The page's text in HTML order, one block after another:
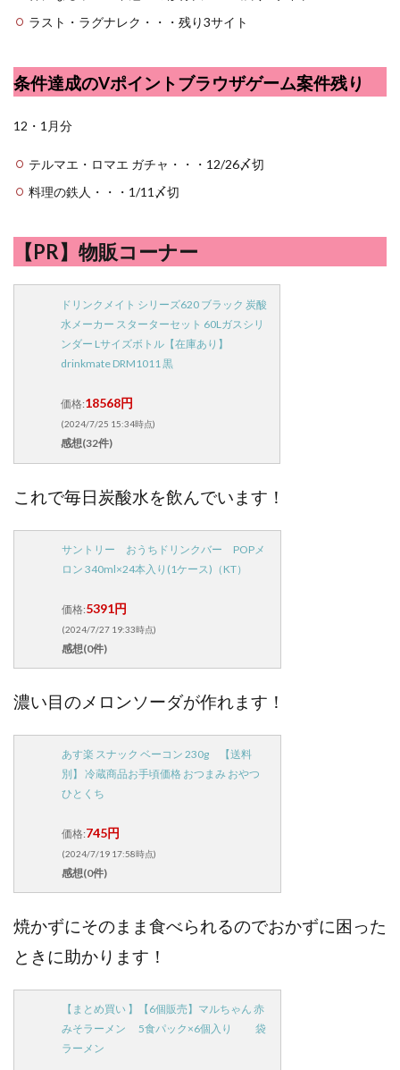
ラスト・ラグナレク・・・残り3サイト
条件達成のVポイントブラウザゲーム案件残り
12・1月分
テルマエ・ロマエ ガチャ・・・12/26〆切
料理の鉄人・・・1/11〆切
【PR】物販コーナー
ドリンクメイト シリーズ620 ブラック 炭酸
水メーカー スターターセット 60Lガスシリ
ンダー Lサイズボトル【在庫あり】
drinkmate DRM1011 黒
価格:18568円
(2024/7/25 15:34時点)
感想(32件)
これで毎日炭酸水を飲んでいます！
サントリー おうちドリンクバー POPメ
ロン 340ml×24本入り(1ケース)（KT）
価格:5391円
(2024/7/27 19:33時点)
感想(0件)
濃い目のメロンソーダが作れます！
あす楽 スナック ベーコン 230g 【送料
別】 冷蔵商品お手頃価格 おつまみ おやつ
ひとくち
価格:745円
(2024/7/19 17:58時点)
感想(0件)
焼かずにそのまま食べられるのでおかずに困った
ときに助かります！
【まとめ買い 】【6個販売】マルちゃん 赤
みそラーメン 5食パック×6個入り 袋
ラーメン